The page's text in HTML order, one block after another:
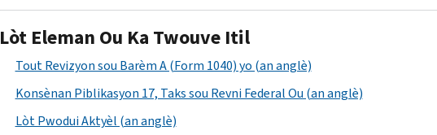
Lòt Eleman Ou Ka Twouve Itil
Tout Revizyon sou Barèm A (Form 1040) yo (an anglè)
Konsènan Piblikasyon 17, Taks sou Revni Federal Ou (an anglè)
Lòt Pwodui Aktyèl (an anglè)